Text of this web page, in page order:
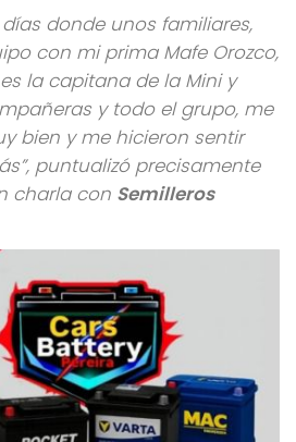
días donde unos familiares,
con mi prima Mafe Orozco,
la capitana de la Mini y
y todo el grupo, me
bien y me hicieron sentir
puntualizó precisamente
charla con Semilleros